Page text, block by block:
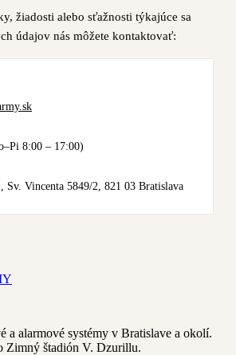
žiadosti alebo sťažnosti týkajúce sa
údajov nás môžete kontaktovať:
8:00 – 17:00)
Sv. Vincenta 5849/2, 821 03 Bratislava
a alarmové systémy v Bratislave a okolí.
Zimný štadión V. Dzurillu.